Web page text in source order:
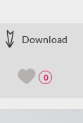
Download
0